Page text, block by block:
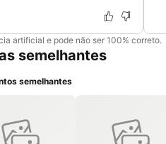
artificial e pode não ser 100% correto.
semelhantes
semelhantes